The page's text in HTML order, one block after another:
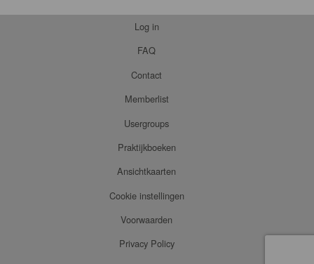
Log in
FAQ
Contact
Memberlist
Usergroups
Praktijkboeken
Ansichtkaarten
Cookie instellingen
Voorwaarden
Privacy Policy